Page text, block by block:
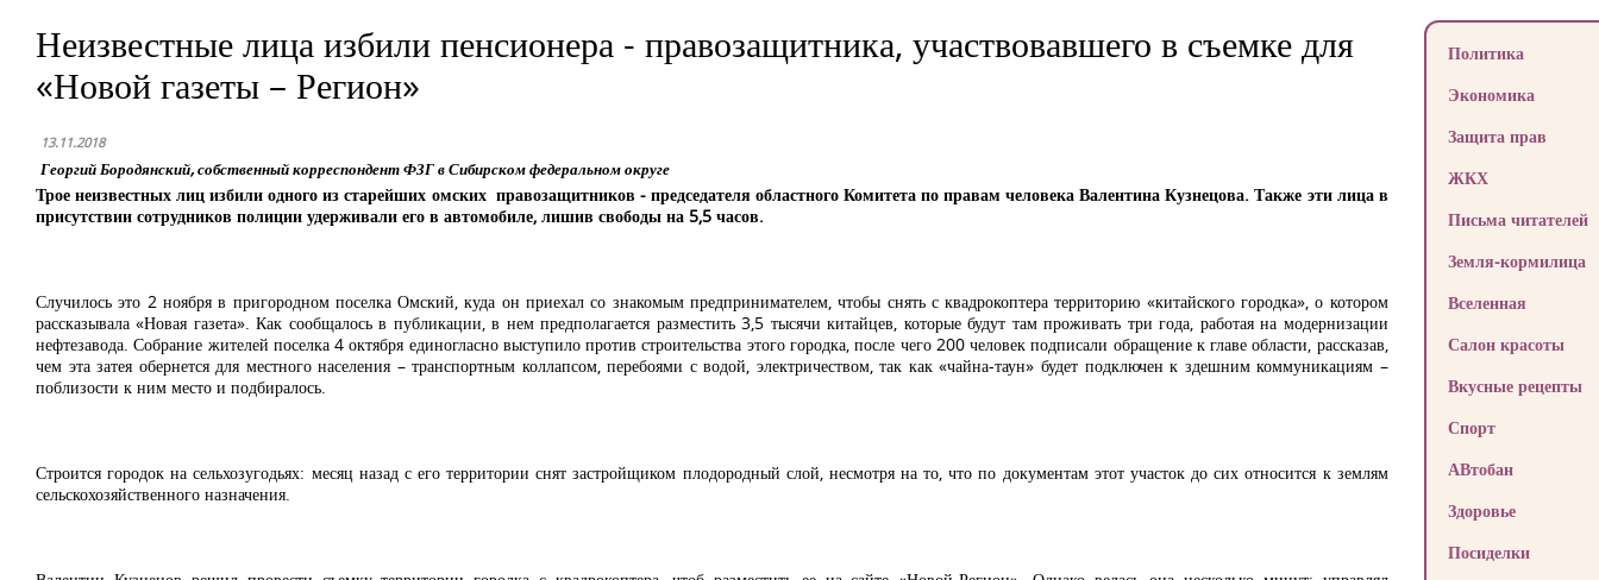
Неизвестные лица избили пенсионера - правозащитника, участвовавшего в съемке для
«Новой газеты – Регион»
13.11.2018
Георгий Бородянский, собственный корреспондент ФЗГ в Сибирском федеральном округе
Трое неизвестных лиц избили одного из старейших омских правозащитников - председателя областного Комитета по правам человека Валентина Кузнецова. Также эти лица в
присутствии сотрудников полиции удерживали его в автомобиле, лишив свободы на 5,5 часов.
Случилось это 2 ноября в пригородном поселка Омский, куда он приехал со знакомым предпринимателем, чтобы снять с квадрокоптера территорию «китайского городка», о котором
рассказывала «Новая газета». Как сообщалось в публикации, в нем предполагается разместить 3,5 тысячи китайцев, которые будут там проживать три года, работая на модернизации
нефтезавода. Собрание жителей поселка 4 октября единогласно выступило против строительства этого городка, после чего 200 человек подписали обращение к главе области, рассказав,
чем эта затея обернется для местного населения – транспортным коллапсом, перебоями с водой, электричеством, так как «чайна-таун» будет подключен к здешним коммуникациям –
поблизости к ним место и подбиралось.
Строится городок на сельхозугодьях: месяц назад с его территории снят застройщиком плодородный слой, несмотря на то, что по документам этот участок до сих относится к землям
сельскохозяйственного назначения.
Политика
Экономика
Защита прав
ЖКХ
Письма читателей
Земля-кормилица
Вселенная
Салон красоты
Вкусные рецепты
Спорт
АВтобан
Здоровье
Посиделки